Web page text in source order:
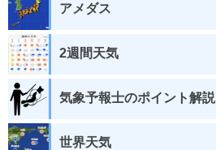
アメダス
2週間天気
気象予報士のポイント解説
世界天気